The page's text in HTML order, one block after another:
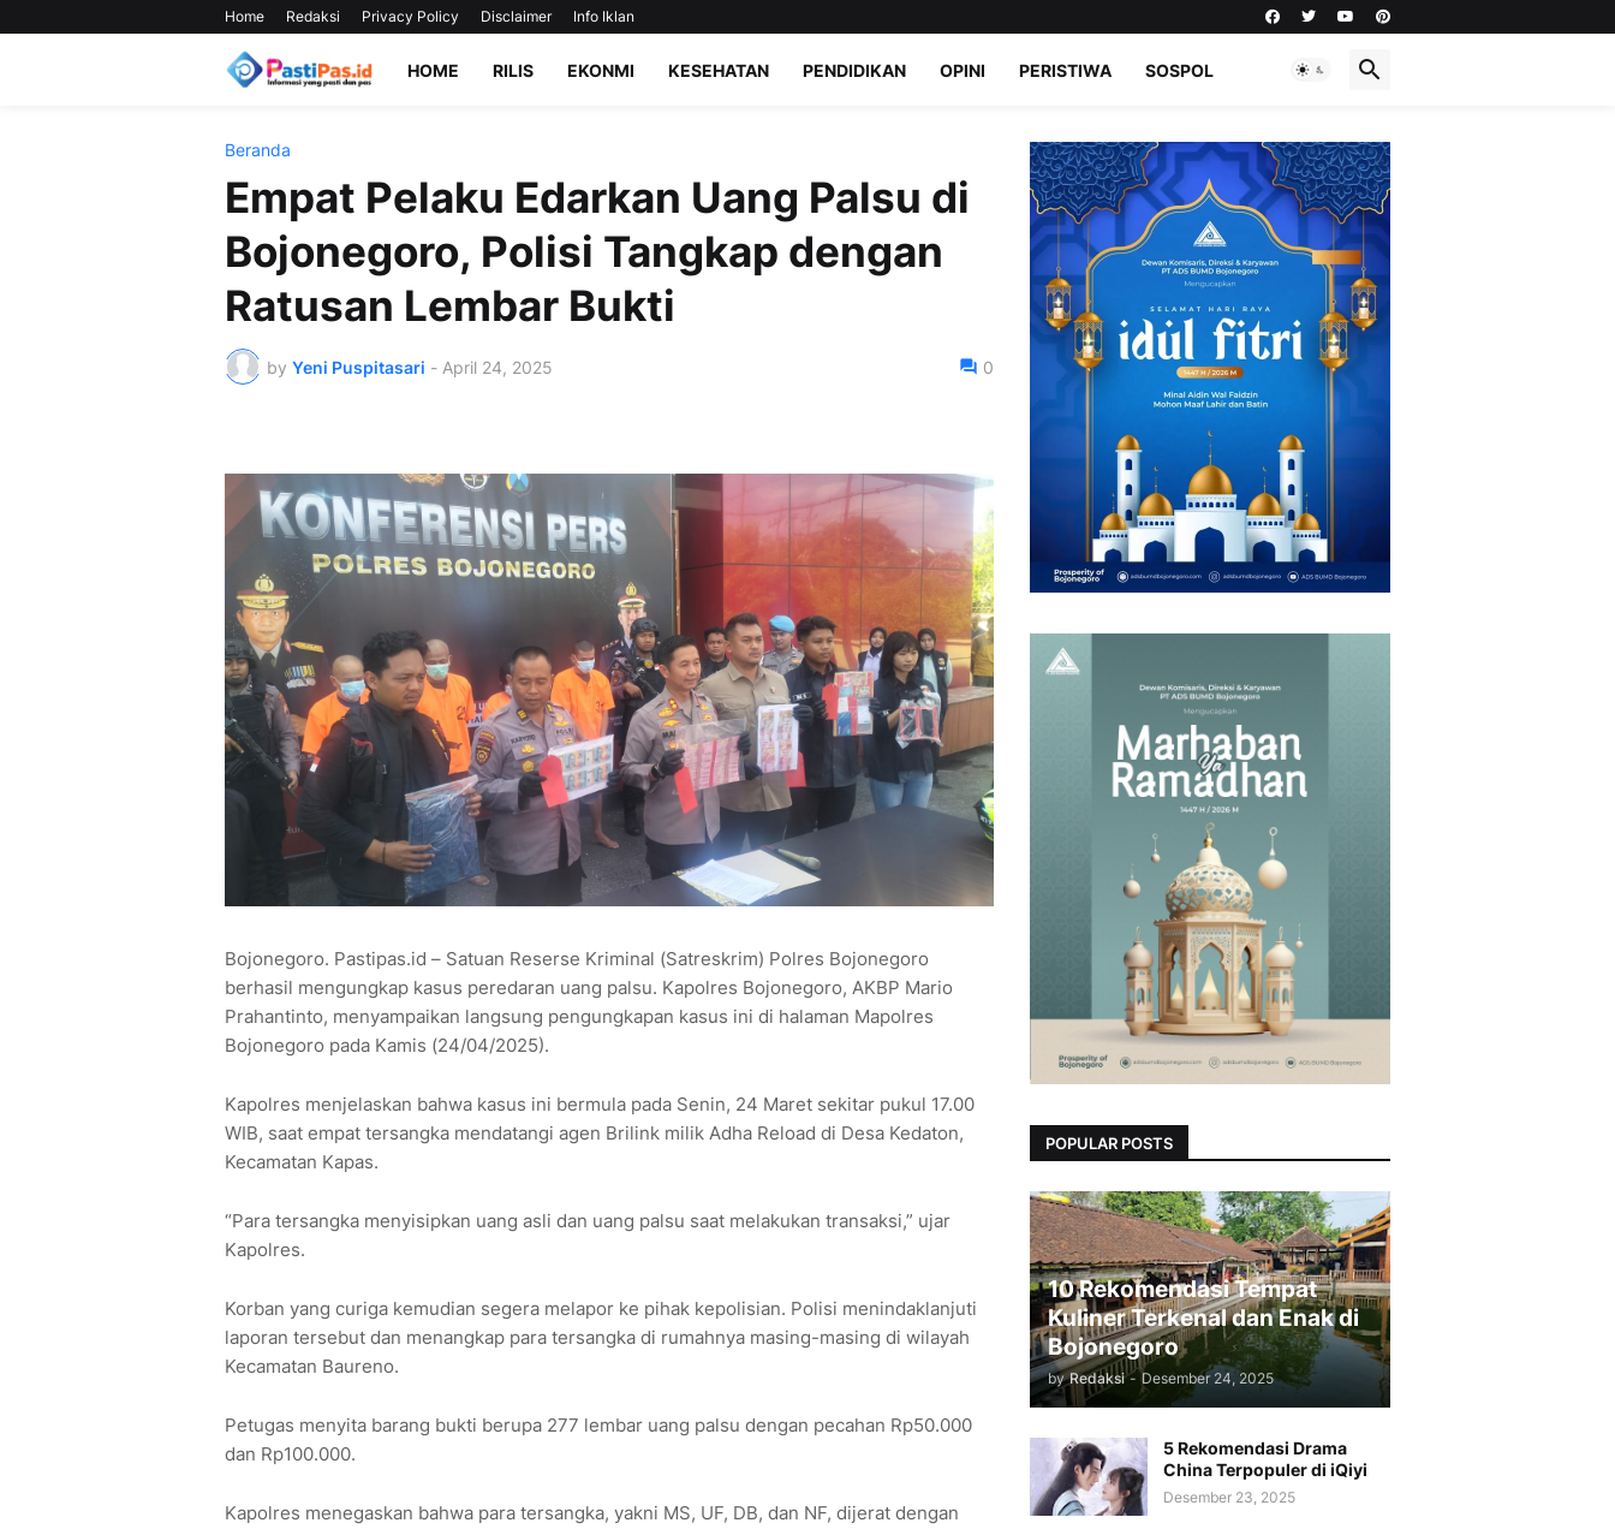
Home Redaksi Privacy Policy Disclaimer Info Iklan
HOME RILIS EKONMI KESEHATAN PENDIDIKAN OPINI PERISTIWA SOSPOL
Beranda
Empat Pelaku Edarkan Uang Palsu di
Bojonegoro, Polisi Tangkap dengan
Ratusan Lembar Bukti
by Yeni Puspitasari - April 24, 2025 0
Bojonegoro. Pastipas.id – Satuan Reserse Kriminal (Satreskrim) Polres Bojonegoro
berhasil mengungkap kasus peredaran uang palsu. Kapolres Bojonegoro, AKBP Mario
Prahantinto, menyampaikan langsung pengungkapan kasus ini di halaman Mapolres
Bojonegoro pada Kamis (24/04/2025).
Kapolres menjelaskan bahwa kasus ini bermula pada Senin, 24 Maret sekitar pukul 17.00
WIB, saat empat tersangka mendatangi agen Brilink milik Adha Reload di Desa Kedaton,
Kecamatan Kapas.
“Para tersangka menyisipkan uang asli dan uang palsu saat melakukan transaksi,” ujar
Kapolres.
Korban yang curiga kemudian segera melapor ke pihak kepolisian. Polisi menindaklanjuti
laporan tersebut dan menangkap para tersangka di rumahnya masing-masing di wilayah
Kecamatan Baureno.
Petugas menyita barang bukti berupa 277 lembar uang palsu dengan pecahan Rp50.000
dan Rp100.000.
Kapolres menegaskan bahwa para tersangka, yakni MS, UF, DB, dan NF, dijerat dengan
POPULAR POSTS
10 Rekomendasi Tempat
Kuliner Terkenal dan Enak di
Bojonegoro
by Redaksi - Desember 24, 2025
5 Rekomendasi Drama
China Terpopuler di iQiyi
Desember 23, 2025